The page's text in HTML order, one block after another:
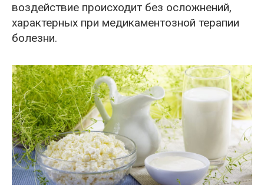
воздействие происходит без осложнений,
характерных при медикаментозной терапии
болезни.